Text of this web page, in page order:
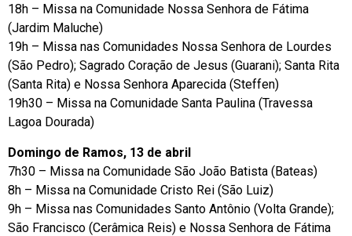
18h – Missa na Comunidade Nossa Senhora de Fátima
(Jardim Maluche)
19h – Missa nas Comunidades Nossa Senhora de Lourdes
(São Pedro); Sagrado Coração de Jesus (Guarani); Santa Rita
(Santa Rita) e Nossa Senhora Aparecida (Steffen)
19h30 – Missa na Comunidade Santa Paulina (Travessa
Lagoa Dourada)
Domingo de Ramos, 13 de abril
7h30 – Missa na Comunidade São João Batista (Bateas)
8h – Missa na Comunidade Cristo Rei (São Luiz)
9h – Missa nas Comunidades Santo Antônio (Volta Grande);
São Francisco (Cerâmica Reis) e Nossa Senhora de Fátima